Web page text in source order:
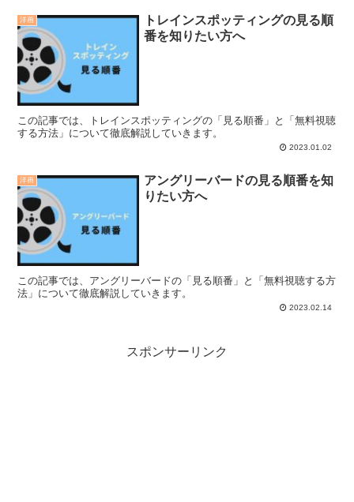
洋画
トレインスポッティングの見る順
番を知りたい方へ
この記事では、トレインスポッティングの「見る順番」と「無料視聴
する方法」について徹底解説していきます。
2023.01.02
洋画
アングリーバードの見る順番を知
りたい方へ
この記事では、アングリーバードの「見る順番」と「無料視聴する方
法」について徹底解説していきます。
2023.02.14
スポンサーリンク